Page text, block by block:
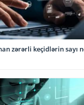
zərərli keçidlərin sayı